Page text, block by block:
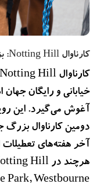
کارناوال Notting Hill: بزرگترین فستیوال خیابانی اروپا
خیابانی و رایگان
آغوش می‌گیرد. این
دومین کارناوال
آخر هفته‌های
Park, Westbourne